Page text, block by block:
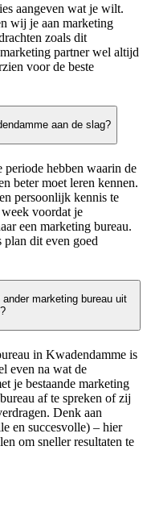
aangeven wat je wilt.
wij je aan marketing
zoals dit
partner wel altijd
voor de beste
aan de slag?
hebben waarin de
beter moet leren kennen.
persoonlijk kennis te
voordat je
een marketing bureau.
plan dit even goed
marketing bureau uit
in Kwadendamme is
even na wat de
je bestaande marketing
af te spreken of zij
Denk aan
en succesvolle) – hier
om sneller resultaten te